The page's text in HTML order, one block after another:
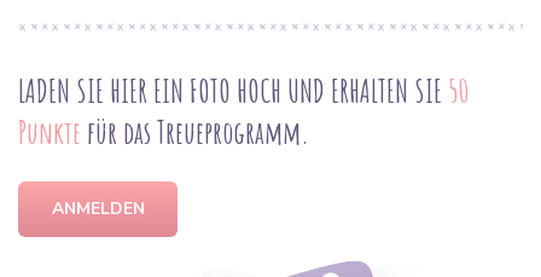
LADEN SIE HIER EIN FOTO HOCH UND ERHALTEN SIE 50
Punkte für das Treueprogramm.
ANMELDEN